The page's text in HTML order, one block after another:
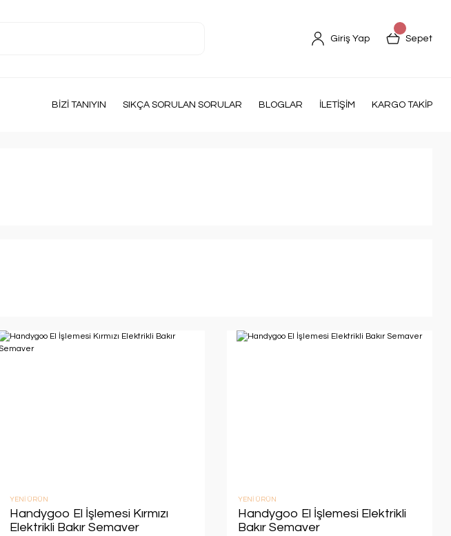
Giriş Yap Sepet
BİZİ TANIYIN SIKÇA SORULAN SORULAR BLOGLAR İLETİŞİM KARGO TAKİP
YENİ ÜRÜN
Handygoo El İşlemesi Kırmızı
Elektrikli Bakır Semaver
YENİ ÜRÜN
Handygoo El İşlemesi Elektrikli
Bakır Semaver